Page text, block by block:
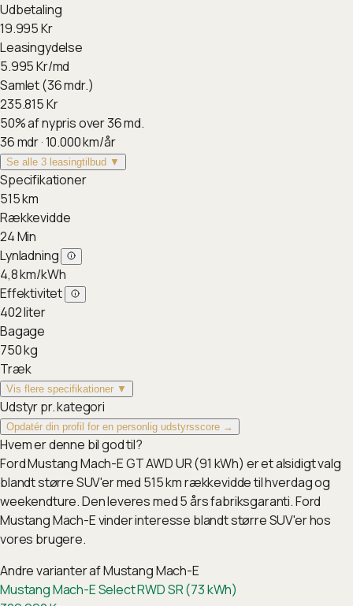
Udbetaling
19.995Kr
Leasingydelse
5.995Kr/md
Samlet (36 mdr.)
235.815Kr
50%af nypris over 36 md.
36mdr ·10.000km/år
Se alle 3 leasingtilbud ▼
Specifikationer
515km
Rækkevidde
24Min
Lynladning
4,8km/kWh
Effektivitet
402liter
Bagage
750kg
Træk
Vis flere specifikationer ▼
Udstyr pr. kategori
Opdatér din profil for en personlig udstyrsscore →
Hvem er denne bil god til?
Ford Mustang Mach-E GT AWD UR (91 kWh) er et alsidigt valg
blandt større SUV'er med 515 km rækkevidde til hverdag og
weekendture. Den leveres med 5 års fabriksgaranti. Ford
Mustang Mach-E vinder interesse blandt større SUV'er hos
vores brugere.
Andre varianter afMustang Mach-E
Mustang Mach-E Select RWD SR (73 kWh)